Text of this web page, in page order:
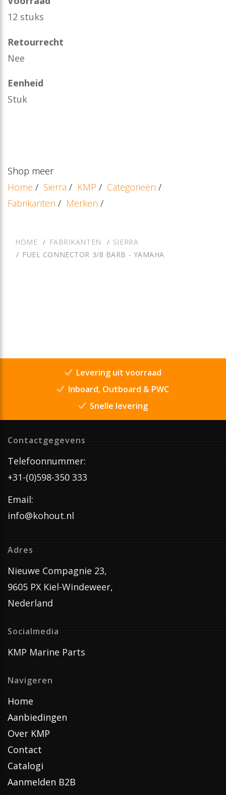
12 stuks
Retourrecht
Nee
Eenheid
Stuk
Shop meer
Home / Sierra / KMP / Categorieën /
Fabrikanten / Merken /
HOME FABRIKANTEN
SIERRA
FUEL CONNECTOR 3/8 BARB - YAMAHA
Levering uit voorraad
Inboard, Outboard & PWC
Snelle levering
Contactgegevens
Telefoonnummer:
+31-(0)598-350 333
Email:
info@kohout.nl
Adres
Nieuwe Compagnie 23,
9605 PX Kiel-Windeweer,
Nederland
Socialmedia
KMP Marine Parts
Navigeren
Home
Aanbiedingen
Over KMP
Contact
Catalogi
Aanmelden B2B